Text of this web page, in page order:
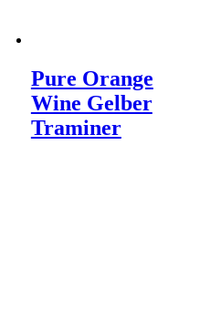
Pure Orange
Wine Gelber
Traminer